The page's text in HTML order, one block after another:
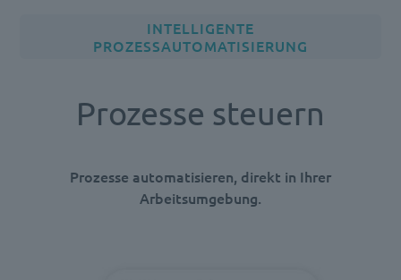
INTELLIGENTE
PROZESSAUTOMATISIERUNG
Prozesse steuern
Prozesse automatisieren, direkt in Ihrer
Arbeitsumgebung.